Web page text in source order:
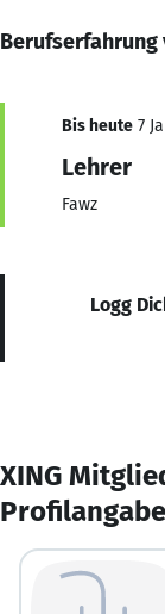
Berufserfahrung
Bis heute 7
Lehrer
Fawz
Logg
XING